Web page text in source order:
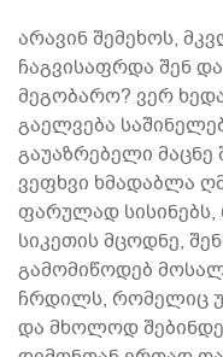
არავინ შემეხოს,
ჩაგვისაფრდა შენ
მეგობარო? ვერ
გაელვება
გაუაზრებელი მაცნე
ვეფხვი ხმადაბლა
ფარულად
სიკეთის მცოდნე,
გამომიწოდებ
ჩრდილს, რომელიც
და მხოლოდ